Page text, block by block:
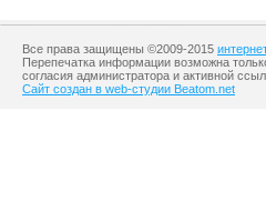
Все права защищены ©2009-2015
Перепечатка информации возможна
согласия администратора и активной
Сайт создан в web-студии Beatom.net